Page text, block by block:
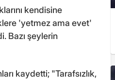
kendisine
'yetmez ama evet'
Bazı şeylerin
kaydetti; "Tarafsızlık,